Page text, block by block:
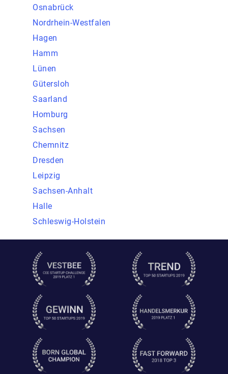
Osnabrück
Nordrhein-Westfalen
Hagen
Hamm
Lünen
Gütersloh
Saarland
Homburg
Sachsen
Chemnitz
Dresden
Leipzig
Sachsen-Anhalt
Halle
Schleswig-Holstein